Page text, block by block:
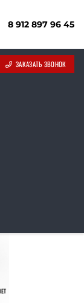
8 912 897 96 45
ЗАКАЗАТЬ ЗВОНОК